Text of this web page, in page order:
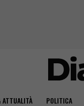
ATTUALITÀ POLITICA